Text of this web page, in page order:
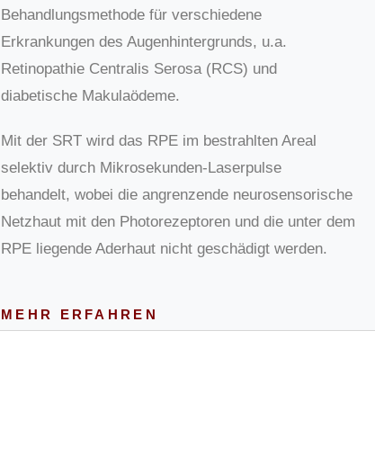
Behandlungs­methode für verschiedene
Erkrankungen des Augenhintergrunds, u.a.
Retinopathie Centralis Serosa (RCS) und
diabetische Makulaödeme.
Mit der SRT wird das RPE im bestrahlten Areal
selektiv durch Mikrosekunden-Laserpulse
behandelt, wobei die angrenzende neurosensorische
Netzhaut mit den Photorezeptoren und die unter dem
RPE liegende Aderhaut nicht geschädigt werden.
MEHR ERFAHREN